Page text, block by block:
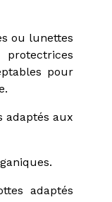
ou lunettes
pour
adaptés aux
adaptés